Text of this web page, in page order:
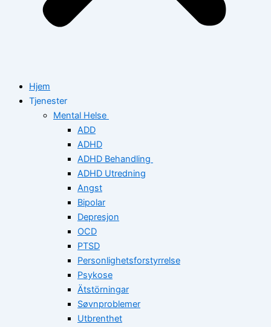
Hjem
Tjenester
Mental Helse
ADD
ADHD
ADHD Behandling
ADHD Utredning
Angst
Bipolar
Depresjon
OCD
PTSD
Personlighetsforstyrrelse
Psykose
Ätstörningar
Søvnproblemer
Utbrenthet